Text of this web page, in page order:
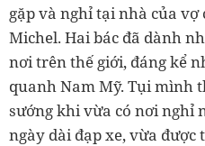
gặp và nghỉ tại nhà của vợ
Michel. Hai bác đã dành
nơi trên thế giới, đáng kể
quanh Nam Mỹ. Tụi mình
sướng khi vừa có nơi nghỉ
ngày dài đạp xe, vừa